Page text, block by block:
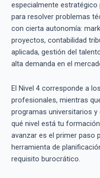
especialmente
para resolver problemas
con cierta autonomía:
proyectos, contabilidad
aplicada, gestión del
alta demanda en el
El Nivel 4 corresponde a
profesionales, mientras
programas universitarios y
qué nivel está tu
avanzar es el primer paso
herramienta de
requisito burocrático.